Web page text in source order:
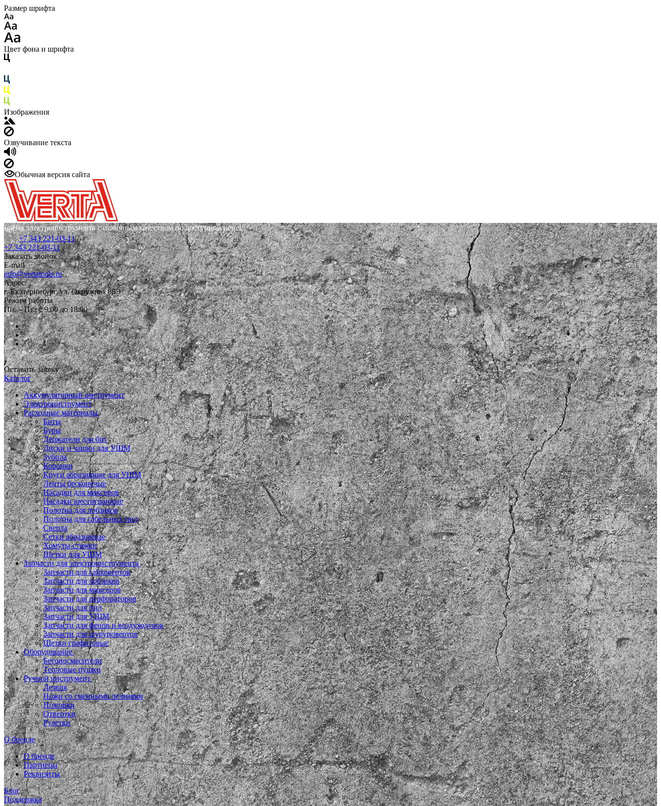
Размер шрифта
Цвет фона и шрифта
Изображения
Озвучивание текста
Обычная версия сайта
Бренд электроинструмента с отличным качеством по доступной цене!
+7 343 221-03-11
+7 343 221-03-11
Заказать звонок
E-mail
info@vertatools.ru
Адрес
г. Екатеринбург, ул. Окружная 88Э
Режим работы
Пн. – Пт.: с 9:00 до 18:00
Оставить заявку
Каталог
Аккумуляторный инструмент
Электроинструмент
Расходные материалы
Биты
Буры
Держатели для бит
Диски и чашки для УШМ
Зубила
Коронки
Круги абразивные для УШМ
Ленты бесконечые
Насадки для миксеров
Насадки шестигранные
Полотна для лобзиков
Полотна для сабельных пил
Сверла
Сетки абразивные
Хомуты-стяжки
Щетки для УШМ
Запчасти для электроинструмента
Запчасти для гайковертов
Запчасти для лобзиков
Запчасти для миксеров
Запчасти для перфораторов
Запчасти для пил
Запчасти для УШМ
Запчасти для фенов и воздуходувок
Запчасти для шуруповертов
Щетки графитовые
Оборудование
Бетоносмесители
Тепловые пушки
Ручной инструмент
Лезвия
Ножи со сменными лезвиями
Ножовки
Отвертки
Рулетки
О бренде
О бренде
Партнеры
Реквизиты
Блог
Поддержка